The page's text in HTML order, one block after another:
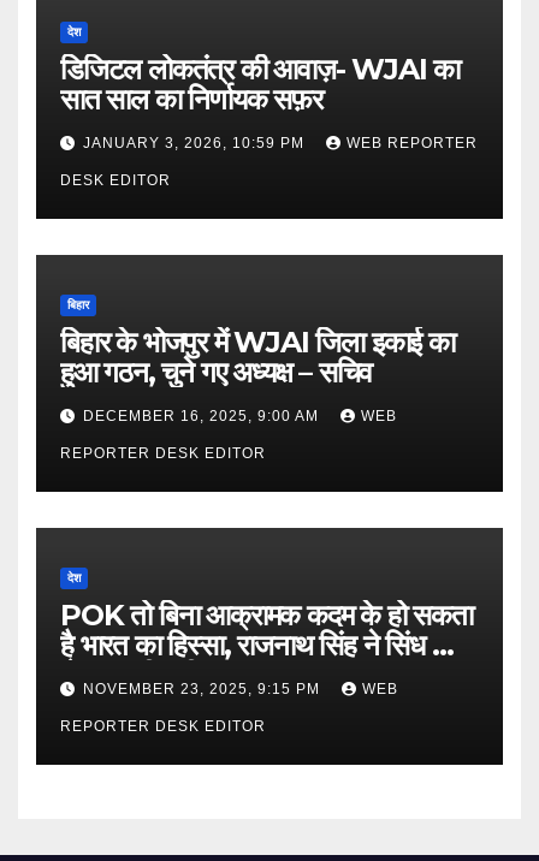
देश
डिजिटल लोकतंत्र की आवाज़- WJAI का
सात साल का निर्णायक सफ़र
JANUARY 3, 2026, 10:59 PM WEB REPORTER
DESK EDITOR
बिहार
बिहार के भोजपुर में WJAI जिला इकाई का
हुआ गठन, चुने गए अध्यक्ष – सचिव
DECEMBER 16, 2025, 9:00 AM WEB
REPORTER DESK EDITOR
देश
POK तो बिना आक्रामक कदम के हो सकता
है भारत का हिस्सा, राजनाथ सिंह ने सिंध को
लेकर कही बड़ी बात…
NOVEMBER 23, 2025, 9:15 PM WEB
REPORTER DESK EDITOR